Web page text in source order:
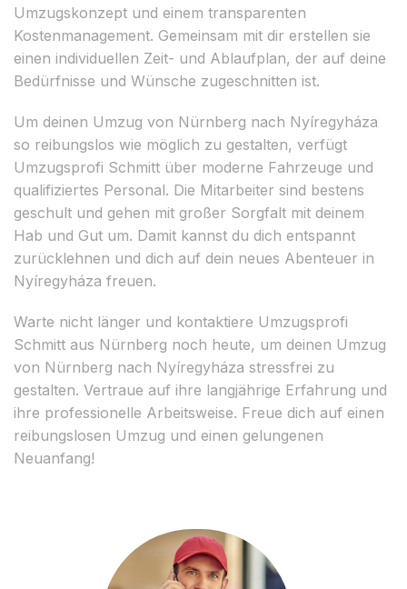
Umzugskonzept und einem transparenten
Kostenmanagement. Gemeinsam mit dir erstellen sie
einen individuellen Zeit- und Ablaufplan, der auf deine
Bedürfnisse und Wünsche zugeschnitten ist.
Um deinen Umzug von Nürnberg nach Nyíregyháza
so reibungslos wie möglich zu gestalten, verfügt
Umzugsprofi Schmitt über moderne Fahrzeuge und
qualifiziertes Personal. Die Mitarbeiter sind bestens
geschult und gehen mit großer Sorgfalt mit deinem
Hab und Gut um. Damit kannst du dich entspannt
zurücklehnen und dich auf dein neues Abenteuer in
Nyíregyháza freuen.
Warte nicht länger und kontaktiere Umzugsprofi
Schmitt aus Nürnberg noch heute, um deinen Umzug
von Nürnberg nach Nyíregyháza stressfrei zu
gestalten. Vertraue auf ihre langjährige Erfahrung und
ihre professionelle Arbeitsweise. Freue dich auf einen
reibungslosen Umzug und einen gelungenen
Neuanfang!